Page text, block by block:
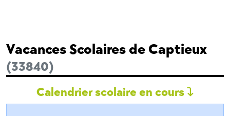
Vacances Scolaires de Captieux
(33840)
Calendrier scolaire en cours